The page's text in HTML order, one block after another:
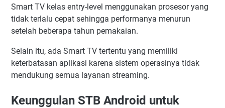
Smart TV kelas entry-level menggunakan prosesor yang
tidak terlalu cepat sehingga performanya menurun
setelah beberapa tahun pemakaian.
Selain itu, ada Smart TV tertentu yang memiliki
keterbatasan aplikasi karena sistem operasinya tidak
mendukung semua layanan streaming.
Keunggulan STB Android untuk